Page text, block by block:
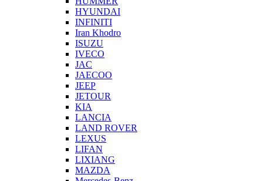
HYUNDAI
INFINITI
Iran Khodro
ISUZU
IVECO
JAC
JAECOO
JEEP
JETOUR
KIA
LANCIA
LAND ROVER
LEXUS
LIFAN
LIXIANG
MAZDA